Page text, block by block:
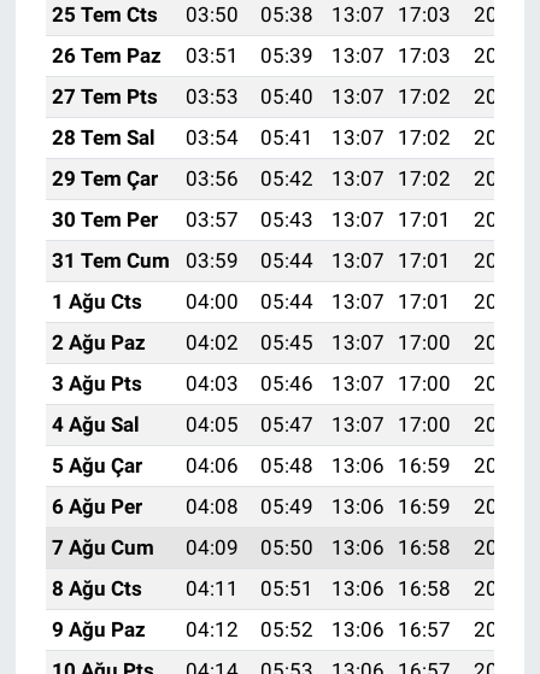
25 Tem Cts
03:50 05:38 13:07 17:03
20:26
26 Tem Paz
03:51 05:39 13:07 17:03
20:25
27 Tem Pts
03:53 05:40 13:07 17:02
20:24
28 Tem Sal
03:54 05:41 13:07 17:02
20:23
29 Tem Çar
03:56 05:42 13:07 17:02
20:22
30 Tem Per
03:57 05:43 13:07 17:01
20:21
31 Tem Cum
03:59 05:44 13:07 17:01
20:20
1 Ağu Cts
04:00 05:44 13:07 17:01
20:19
2 Ağu Paz
04:02 05:45 13:07 17:00
20:18
3 Ağu Pts
04:03 05:46 13:07 17:00
20:17
4 Ağu Sal
04:05 05:47 13:07 17:00
20:16
5 Ağu Çar
04:06 05:48 13:06 16:59
20:15
6 Ağu Per
04:08 05:49 13:06 16:59
20:13
7 Ağu Cum
04:09 05:50 13:06 16:58
20:12
8 Ağu Cts
04:11 05:51 13:06 16:58
20:11
9 Ağu Paz
04:12 05:52 13:06 16:57
20:10